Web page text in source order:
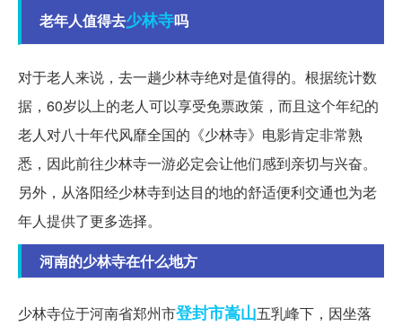
老年人值得去少林寺吗
对于老人来说，去一趟少林寺绝对是值得的。根据统计数
据，60岁以上的老人可以享受免票政策，而且这个年纪的
老人对八十年代风靡全国的《少林寺》电影肯定非常熟
悉，因此前往少林寺一游必定会让他们感到亲切与兴奋。
另外，从洛阳经少林寺到达目的地的舒适便利交通也为老
年人提供了更多选择。
河南的少林寺在什么地方
少林寺位于河南省郑州市登封市嵩山五乳峰下，因坐落